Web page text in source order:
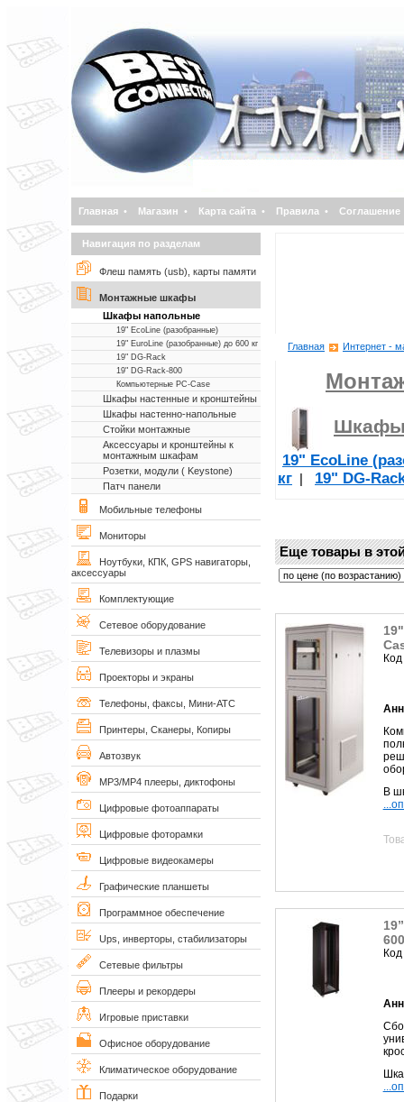
Главная • Магазин • Карта сайта • Правила • Соглашение
Навигация по разделам
Флеш память (usb), карты памяти
Монтажные шкафы
Шкафы напольные
19" EcoLine (разобранные)
19" EuroLine (разобранные) до 600 кг
19" DG-Rack
19" DG-Rack-800
Компьютерные PC-Case
Шкафы настенные и кронштейны
Шкафы настенно-напольные
Стойки монтажные
Аксессуары и кронштейны к
монтажным шкафам
Розетки, модули ( Keystone)
Патч панели
Мобильные телефоны
Мониторы
Ноутбуки, КПК, GPS навигаторы,
аксессуары
Комплектующие
Сетевое оборудование
Телевизоры и плазмы
Проекторы и экраны
Телефоны, факсы, Мини-АТС
Принтеры, Сканеры, Копиры
Автозвук
MP3/MP4 плееры, диктофоны
Цифровые фотоаппараты
Цифровые фоторамки
Цифровые видеокамеры
Графические планшеты
Программное обеспечение
Ups, инверторы, стабилизаторы
Сетевые фильтры
Плееры и рекордеры
Игровые приставки
Офисное оборудование
Климатическое оборудование
Подарки
Главная Интернет -
Шкафы
19" EcoLine
кг | 19" DG-
Еще товары в
В